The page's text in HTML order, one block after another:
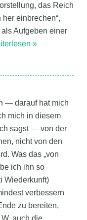
das Reich
einbrechen“,
Aufgeben einer
»
— darauf hat mich
mich in diesem
sagst — von der
nicht von den
Was das „von
ich ihn so
Wiederkunft)
verbessern
zu bereiten,